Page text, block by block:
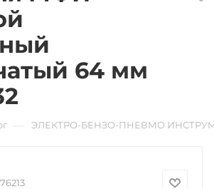
64 мм
ЭЛЕКТРО-БЕНЗО-ПНЕВМО